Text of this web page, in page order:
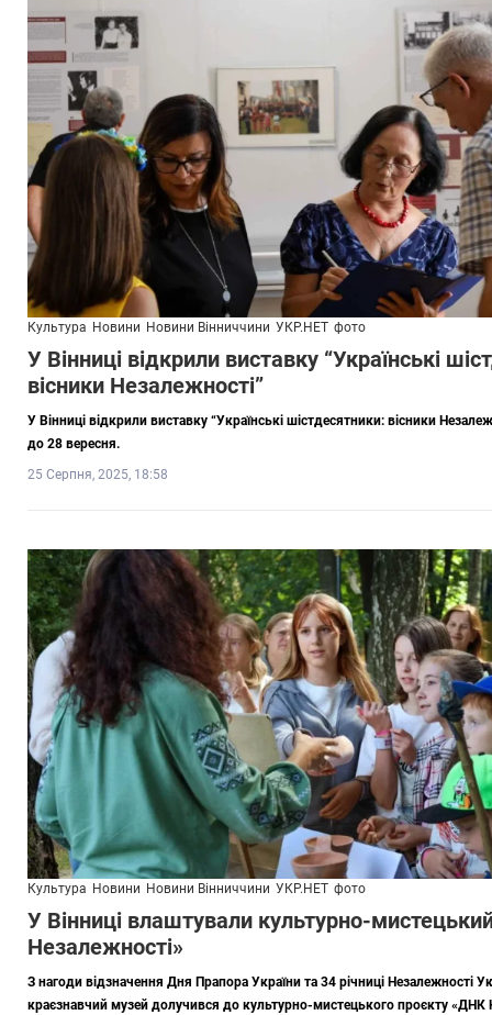
Культура Новини Новини Вінниччини УКР.НЕТ фото
У Вінниці відкрили виставку “Українські
вісники Незалежності”
У Вінниці відкрили виставку “Українські шістдесятники: вісники
до 28 вересня.
25 Серпня, 2025, 18:58
Культура Новини Новини Вінниччини УКР.НЕТ фото
У Вінниці влаштували культурно-
Незалежності»
З нагоди відзначення Дня Прапора України та 34 річниці Незалежності
краєзнавчий музей долучився до культурно-мистецького проєкту «ДНК